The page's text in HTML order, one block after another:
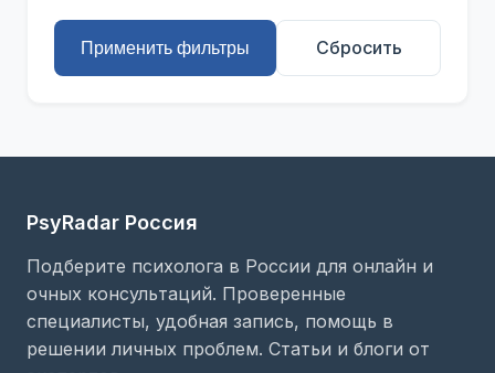
Применить фильтры Сбросить
PsyRadar Россия
Подберите психолога в России для онлайн и
очных консультаций. Проверенные
специалисты, удобная запись, помощь в
решении личных проблем. Статьи и блоги от